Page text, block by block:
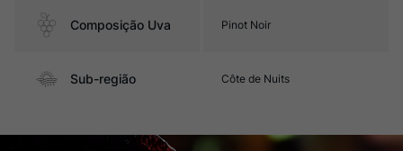
Composição Uva Pinot Noir
Sub-região Côte de Nuits